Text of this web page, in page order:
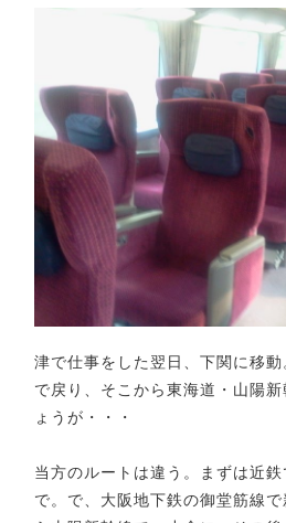
津で仕事をした翌日、下関に移
で戻り、そこから東海道・山陽
ょうが・・・
当方のルートは違う。まずは近
で。で、大阪地下鉄の御堂筋線